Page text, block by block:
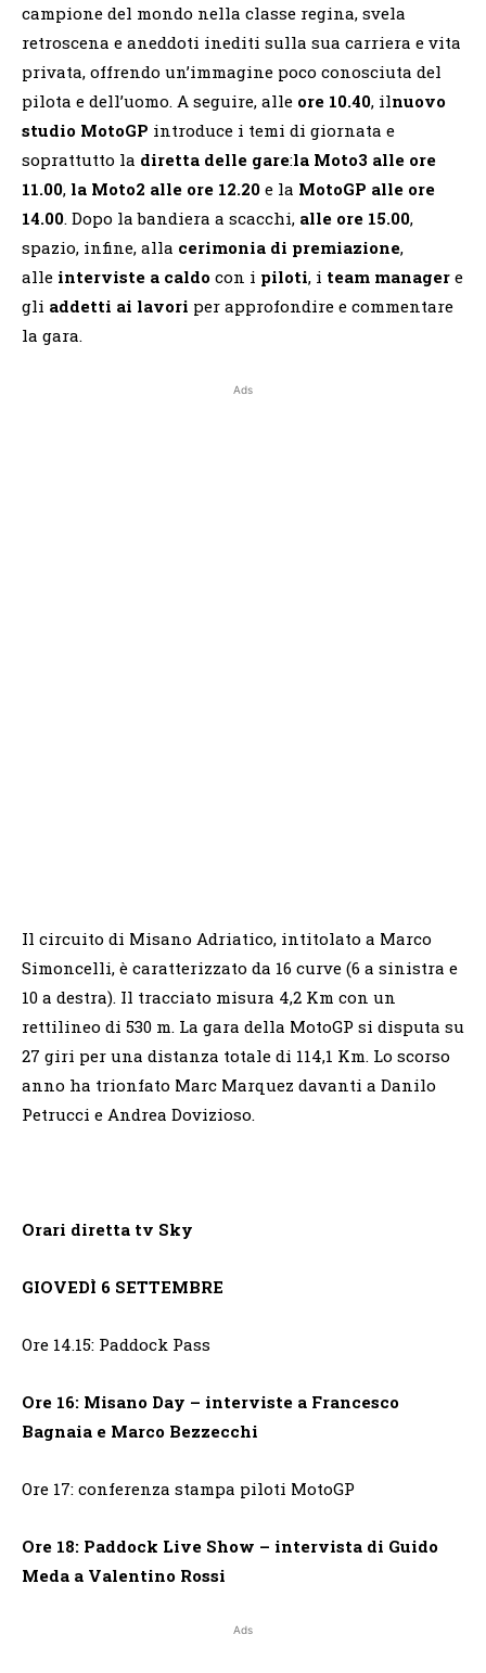
campione del mondo nella classe regina, svela
retroscena e aneddoti inediti sulla sua carriera e vita
privata, offrendo un’immagine poco conosciuta del
pilota e dell’uomo. A seguire, alle ore 10.40, ilnuovo
studio MotoGP introduce i temi di giornata e
soprattutto la diretta delle gare:la Moto3 alle ore
11.00, la Moto2 alle ore 12.20 e la MotoGP alle ore
14.00. Dopo la bandiera a scacchi, alle ore 15.00,
spazio, infine, alla cerimonia di premiazione,
alle interviste a caldo con i piloti, i team manager e
gli addetti ai lavori per approfondire e commentare
la gara.
Ads
Il circuito di Misano Adriatico, intitolato a Marco
Simoncelli, è caratterizzato da 16 curve (6 a sinistra e
10 a destra). Il tracciato misura 4,2 Km con un
rettilineo di 530 m. La gara della MotoGP si disputa su
27 giri per una distanza totale di 114,1 Km. Lo scorso
anno ha trionfato Marc Marquez davanti a Danilo
Petrucci e Andrea Dovizioso.
Orari diretta tv Sky
GIOVEDÌ 6 SETTEMBRE
Ore 14.15: Paddock Pass
Ore 16: Misano Day – interviste a Francesco
Bagnaia e Marco Bezzecchi
Ore 17: conferenza stampa piloti MotoGP
Ore 18: Paddock Live Show – intervista di Guido
Meda a Valentino Rossi
Ads